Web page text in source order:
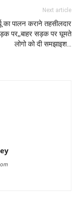
Next article
का पालन कराने तहसीलदार
पर,,बाहर सड़क पर घूमते
लोगो को दी समझाइश…